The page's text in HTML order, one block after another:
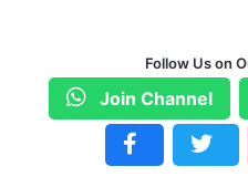
इसके कुछ देर बाद वह अपने
आपसी विवाद की रंजिश के
देने लगा। इससे दोनों में बात
Follow Us on
Join Channel